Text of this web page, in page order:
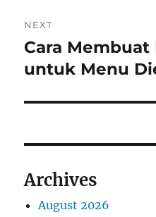
NEXT
Next
post:
Cara Membuat
untuk Menu
Archives
August 2026